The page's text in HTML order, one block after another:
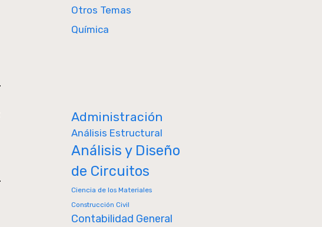
Otros Temas
Química
Administración
Análisis Estructural
Análisis y Diseño
de Circuitos
Ciencia de los Materiales
Construcción Civil
Contabilidad General